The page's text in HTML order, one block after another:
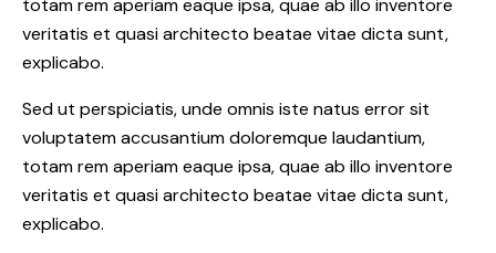
totam rem aperiam eaque ipsa, quae ab illo inventore
veritatis et quasi architecto beatae vitae dicta sunt,
explicabo.
Sed ut perspiciatis, unde omnis iste natus error sit
voluptatem accusantium doloremque laudantium,
totam rem aperiam eaque ipsa, quae ab illo inventore
veritatis et quasi architecto beatae vitae dicta sunt,
explicabo.